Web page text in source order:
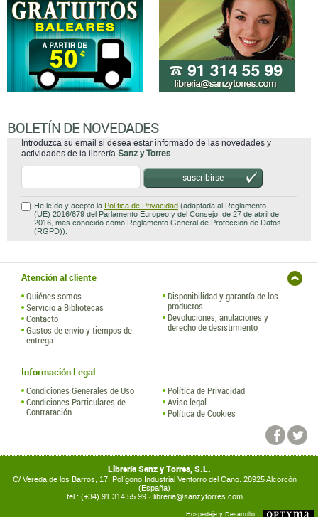
BOLETÍN DE NOVEDADES
Introduzca su email si desea estar informado de las novedades y
actividades de la librería Sanz y Torres.
suscribirse
He leído y acepto la Política de Privacidad (adaptada al Reglamento
(UE) 2016/679 del Parlamento Europeo y del Consejo, de 27 de abril de
2016, mas conocido como Reglamento General de Protección de Datos
(RGPD)).
Atención al cliente
Quiénes somos
Servicio a Bibliotecas
Contacto
Gastos de envío y tiempos de
entrega
Disponibilidad y garantía de los
productos
Devoluciones, anulaciones y
derecho de desistimiento
Información Legal
Condiciones Generales de Uso
Condiciones Particulares de
Contratación
Política de Privacidad
Aviso legal
Política de Cookies
Librería Sanz y Torres, S.L.
C/ Vereda de los Barros, 17. Polígono Industrial Ventorro del Cano. 28925 Alcorcón
(España)
tel.: (+34) 91 314 55 99 · libreria@sanzytorres.com
Hospedaje y Desarrollo: